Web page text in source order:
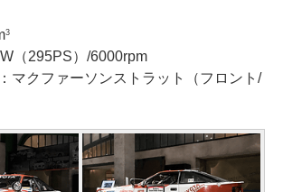
3
（295PS）/6000rpm
マクファーソンストラット（フロント/